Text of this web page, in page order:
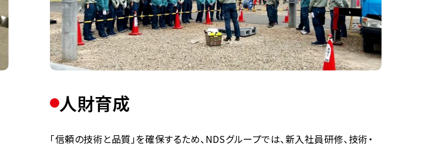
人財育成
「信頼の技術と品質」を確保するため、NDSグループでは、新入社員研修、技術・